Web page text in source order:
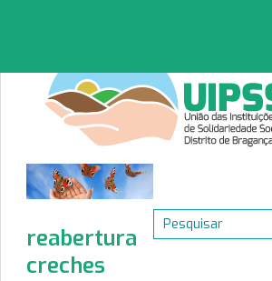
reabertura
creches